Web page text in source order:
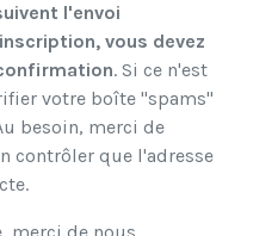
l'envoi
vous devez
. Si ce n'est
votre boîte "spams"
besoin, merci de
contrôler que l'adresse